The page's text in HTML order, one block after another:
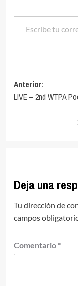
Escribe tu correo electrónico…
Navegación
de
Anterior:
LIVE – 2nd WTPA
Deja una
Tu dirección de
campos
Comentario *